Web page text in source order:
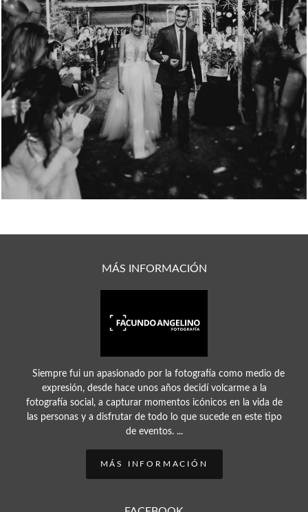
1614 1
MÁS INFORMACIÓN
Siempre fui un apasionado por la fotografía como medio de
expresión, desde hace unos años decidí volcarme a la
fotografía social, a capturar momentos icónicos en la vida de
las personas y a disfrutar de todo lo que sucede en este tipo
de eventos. ...
MÁS INFORMACIÓN